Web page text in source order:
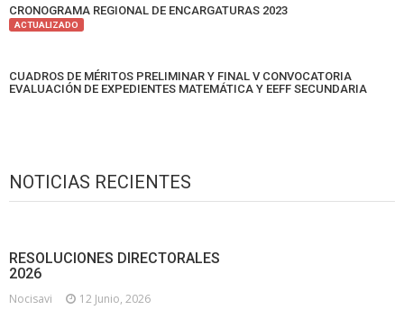
CRONOGRAMA REGIONAL DE ENCARGATURAS 2023
ACTUALIZADO
CUADROS DE MÉRITOS PRELIMINAR Y FINAL V CONVOCATORIA
EVALUACIÓN DE EXPEDIENTES MATEMÁTICA Y EEFF SECUNDARIA
NOTICIAS RECIENTES
RESOLUCIONES DIRECTORALES
2026
Nocisavi 12 Junio, 2026